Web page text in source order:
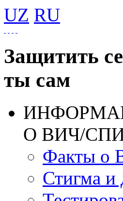
UZ RU
Защитить
ты сам
О ВИЧ/
Факты о
Стигма и